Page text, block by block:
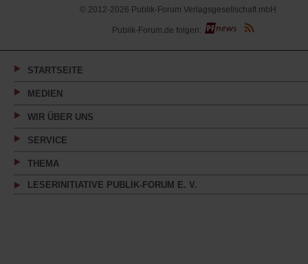
© 2012-2026 Publik-Forum Verlagsgesellschaft mbH
(Öffnet
in
neuen
Publik-Forum.de folgen:
STARTSEITE
MEDIEN
WIR ÜBER UNS
SERVICE
THEMA
LESERINITIATIVE PUBLIK-FORUM E. V.